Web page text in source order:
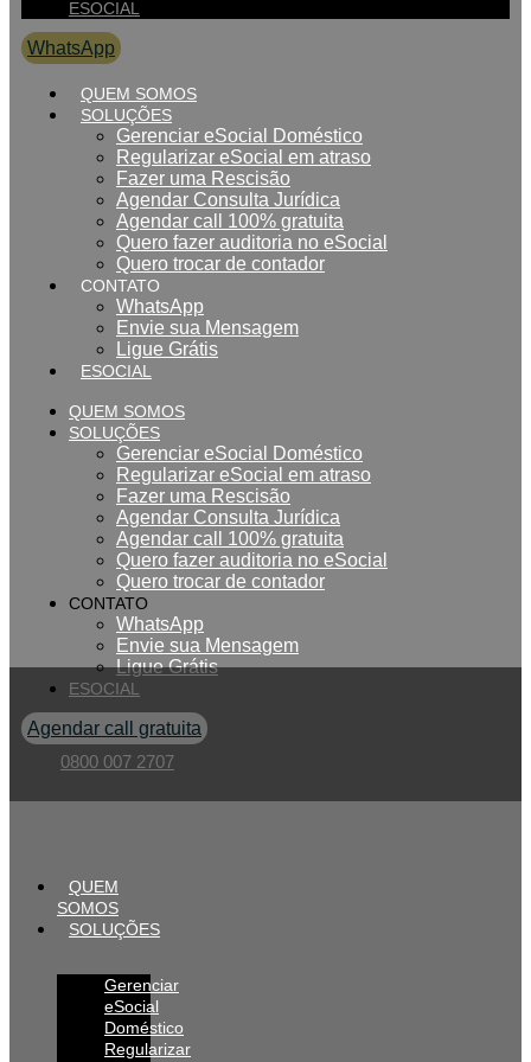
ESOCIAL
WhatsApp
QUEM SOMOS
SOLUÇÕES
Gerenciar eSocial Doméstico
Regularizar eSocial em atraso
Fazer uma Rescisão
Agendar Consulta Jurídica
Agendar call 100% gratuita
Quero fazer auditoria no eSocial
Quero trocar de contador
CONTATO
WhatsApp
Envie sua Mensagem
Ligue Grátis
ESOCIAL
QUEM SOMOS
SOLUÇÕES
Gerenciar eSocial Doméstico
Regularizar eSocial em atraso
Fazer uma Rescisão
Agendar Consulta Jurídica
Agendar call 100% gratuita
Quero fazer auditoria no eSocial
Quero trocar de contador
CONTATO
WhatsApp
Envie sua Mensagem
Ligue Grátis
ESOCIAL
Agendar call gratuita
0800 007 2707
QUEM
SOMOS
SOLUÇÕES
Gerenciar
eSocial
Doméstico
Regularizar